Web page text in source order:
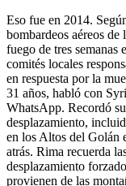
Eso fue en 2014.
bombardeos aéreos
fuego de tres semanas
comités locales
en respuesta por la
31 años, habló con
WhatsApp. Recordó
desplazamiento,
en los Altos del Golán
atrás. Rima recuerda
desplazamiento
provienen de las